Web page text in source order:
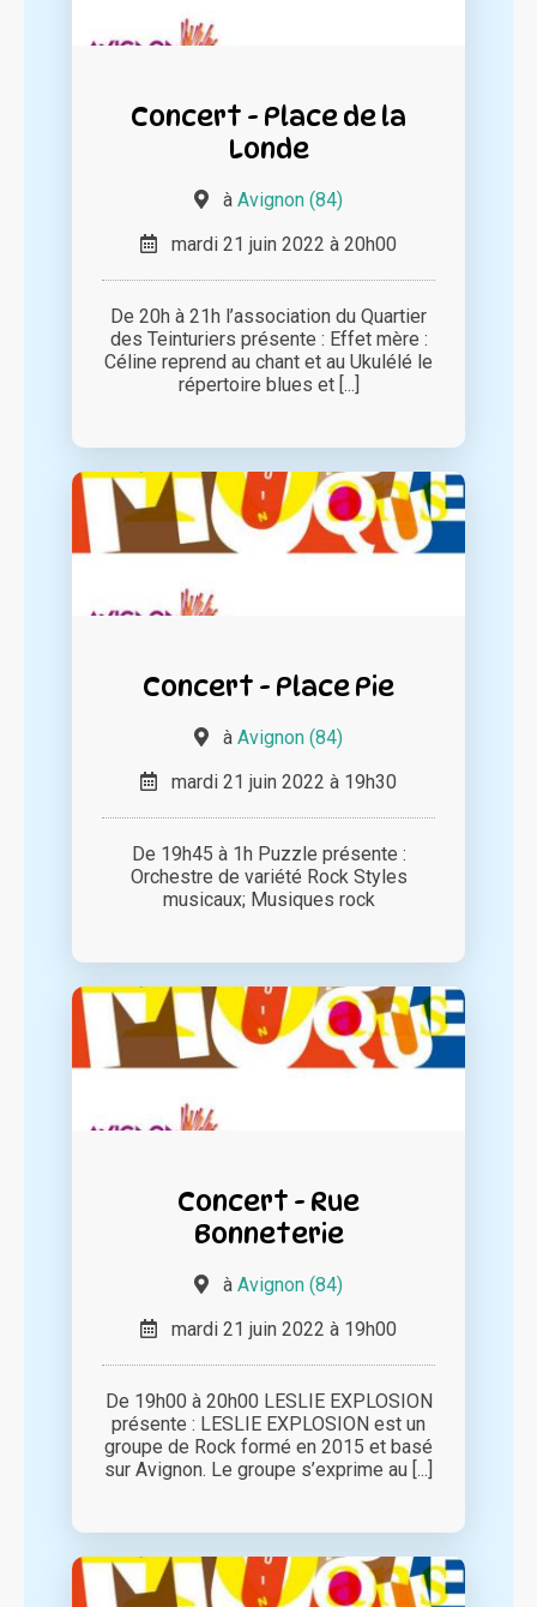
Concert - Place de la
Londe
à Avignon (84)
mardi 21 juin 2022 à 20h00
De 20h à 21h l’association du Quartier
des Teinturiers présente : Effet mère :
Céline reprend au chant et au Ukulélé le
répertoire blues et [...]
Concert - Place Pie
à Avignon (84)
mardi 21 juin 2022 à 19h30
De 19h45 à 1h Puzzle présente :
Orchestre de variété Rock Styles
musicaux; Musiques rock
Concert - Rue
Bonneterie
à Avignon (84)
mardi 21 juin 2022 à 19h00
De 19h00 à 20h00 LESLIE EXPLOSION
présente : LESLIE EXPLOSION est un
groupe de Rock formé en 2015 et basé
sur Avignon. Le groupe s’exprime au [...]